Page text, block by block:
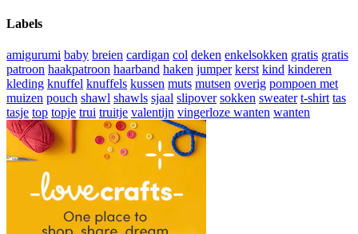
Labels
amigurumi baby breien cardigan col deken enkelsokken gratis gratis
patroon haakpatroon haarband haken jumper kerst kind kinderen
kleding knuffel knuffels kussen muts mutsen overig pompoen met
muizen pouch shawl shawls sjaal slipover sokken sweater t-shirt tas
tasje top topje trui truitje valentijn vingerloze wanten wanten